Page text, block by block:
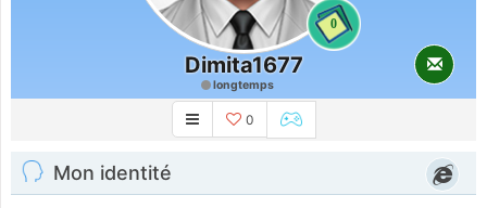
0
Dimita1677
longtemps
0
Mon identité